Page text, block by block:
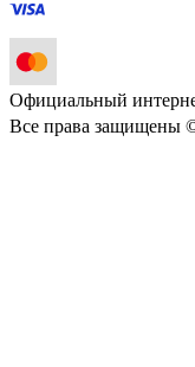
Официальный
Все права защищены